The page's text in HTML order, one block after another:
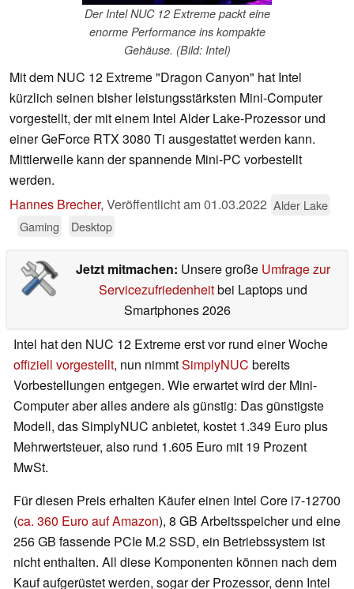
Der Intel NUC 12 Extreme packt eine
enorme Performance ins kompakte
Gehäuse. (Bild: Intel)
Mit dem NUC 12 Extreme "Dragon Canyon" hat Intel
kürzlich seinen bisher leistungsstärksten Mini-Computer
vorgestellt, der mit einem Intel Alder Lake-Prozessor und
einer GeForce RTX 3080 Ti ausgestattet werden kann.
Mittlerweile kann der spannende Mini-PC vorbestellt
werden.
Hannes Brecher, Veröffentlicht am01.03.2022 Alder Lake
Gaming
Desktop
Jetzt mitmachen: Unsere große Umfrage zur
Servicezufriedenheitbei Laptops und
Smartphones 2026
Intel hat den NUC 12 Extreme erst vor rund einer Woche
offiziell vorgestellt, nun nimmtSimplyNUC bereits
Vorbestellungen entgegen. Wie erwartet wird der Mini-
Computer aber alles andere als günstig: Das günstigste
Modell, das SimplyNUC anbietet, kostet 1.349 Euro plus
Mehrwertsteuer, also rund 1.605 Euro mit 19 Prozent
MwSt.
Für diesen Preis erhalten Käufer einen Intel Core i7-12700
(ca. 360 Euro auf Amazon), 8 GB Arbeitsspeicher und eine
256 GB fassende PCIe M.2 SSD, ein Betriebssystem ist
nicht enthalten. All diese Komponenten können nach dem
Kauf aufgerüstet werden, sogar der Prozessor, denn Intel